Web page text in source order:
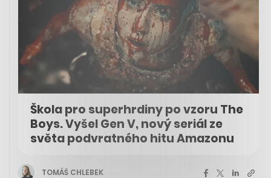
Škola pro superhrdiny po vzoru The
Boys. Vyšel Gen V, nový seriál ze
světa podvratného hitu Amazonu
TOMÁŠ CHLEBEK